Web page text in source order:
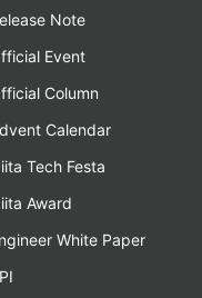
Note
Event
Column
Calendar
Tech Festa
Award
White Paper